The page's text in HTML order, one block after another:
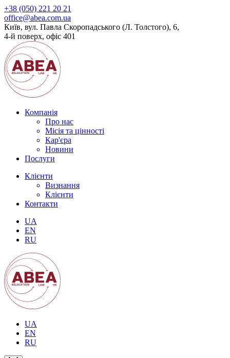
+38 (050) 221 20 21
office@abea.com.ua
Київ, вул. Павла Скоропадського (Л. Толстого), 6,
4-й поверх, офіс 401
Компанія
Про нас
Місія та цінності
Кар'єра
Новини
Послуги
Клієнти
Визнання
Клієнти
Контакти
UA
EN
RU
UA
EN
RU